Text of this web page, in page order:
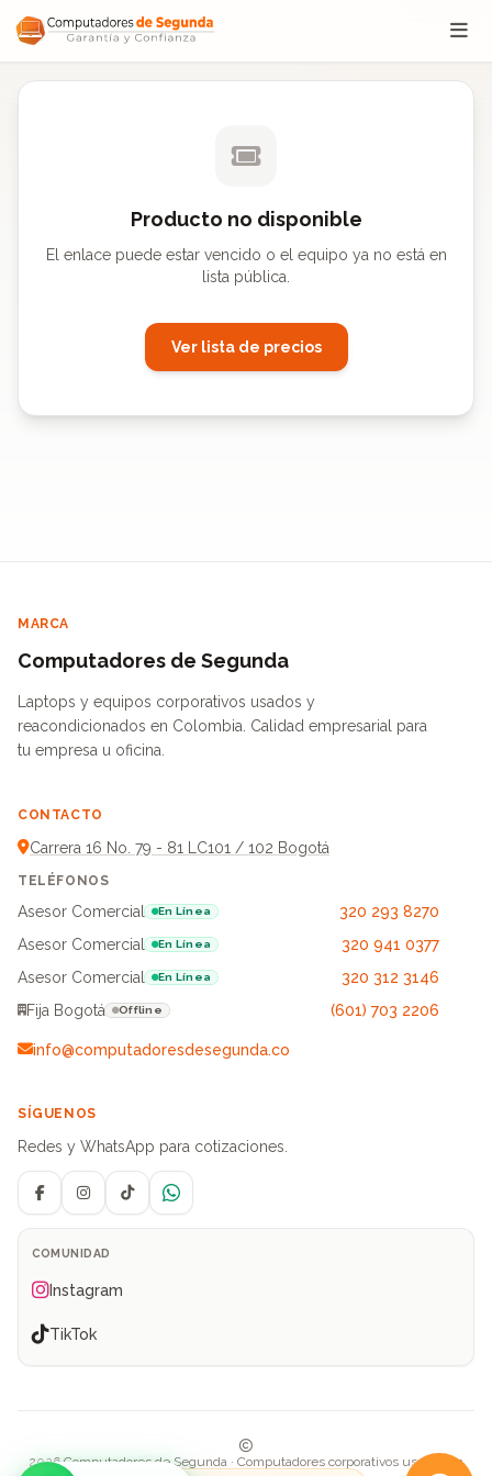
Saltar al contenido
Producto no disponible
El enlace puede estar vencido o el equipo ya no está en
lista pública.
Ver lista de precios
MARCA
Computadores de Segunda
Laptops y equipos corporativos usados y
reacondicionados en Colombia. Calidad empresarial para
tu empresa u oficina.
CONTACTO
Carrera 16 No. 79 - 81 LC101 / 102 Bogotá
TELÉFONOS
Asesor Comercial En Línea
320 293 8270
Asesor Comercial
En Línea
320 941 0377
Asesor Comercial
En Línea
320 312 3146
Fija Bogotá
Offline (601) 703 2206
info@computadoresdesegunda.co
SÍGUENOS
Redes y WhatsApp para cotizaciones.
FacebookInstagramTikTokWhatsApp
COMUNIDAD
Instagram
TikTok
2026 Computadores de Segunda · Computadores corporativos usados en